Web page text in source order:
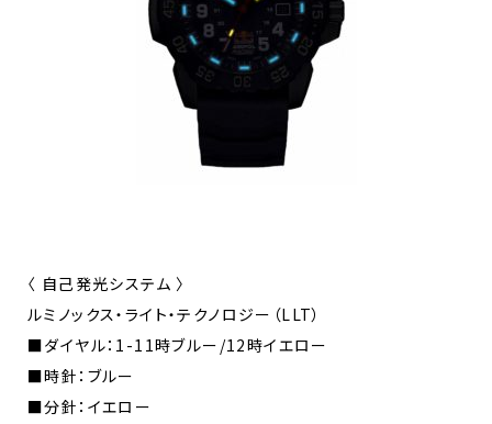
〈 自己発光システム 〉
ルミノックス・ライト・テクノロジー（LLT）
■ダイヤル：1-11時ブルー/12時イエロー
■時針：ブルー
■分針：イエロー